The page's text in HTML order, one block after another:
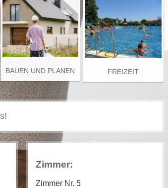
BAUEN UND PLANEN FREIZEIT
Zimmer:
Zimmer Nr. 5